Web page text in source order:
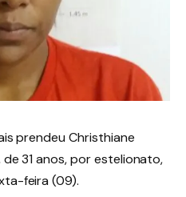
prendeu Christhiane
31 anos, por estelionato,
feira (09).